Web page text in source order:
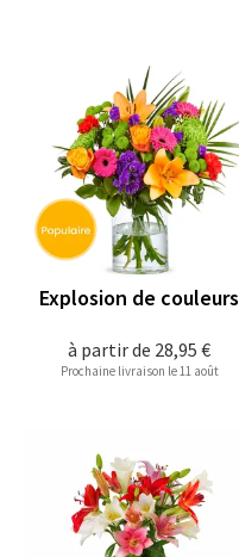
à partir de 28,95 €
Explosion de couleurs
Prochaine livraison le 11 août